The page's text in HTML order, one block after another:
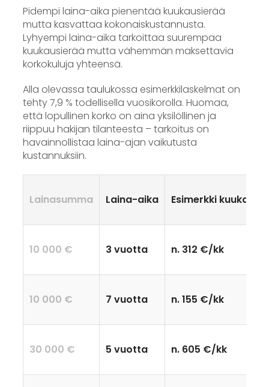
Pidempi laina-aika pienentää kuukausierää
mutta kasvattaa kokonaiskustannusta.
Lyhyempi laina-aika tarkoittaa suurempaa
kuukausierää mutta vähemmän maksettavia
korkokuluja yhteensä.
Alla olevassa taulukossa esimerkkilaskelmat on
tehty 7,9 % todellisella vuosikorolla. Huomaa,
että lopullinen korko on aina yksilöllinen ja
riippuu hakijan tilanteesta – tarkoitus on
havainnollistaa laina-ajan vaikutusta
kustannuksiin.
Lainasumma Laina-aika Esimerkki
10 000 € 3 vuotta n. 312 €/kk
10 000 € 7 vuotta n. 155 €/kk
30 000 € 5 vuotta n. 605 €/kk